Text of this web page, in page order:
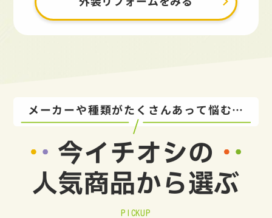
メーカーや種類がたくさんあって悩む…
今イチオシの
人気商品から選ぶ
PICKUP